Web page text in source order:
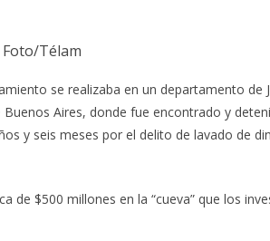
Foto/Télam
se realizaba en un departamento de
Aires, donde fue encontrado y
y seis meses por el delito de lavado de
de $500 millones en la “cueva” que los